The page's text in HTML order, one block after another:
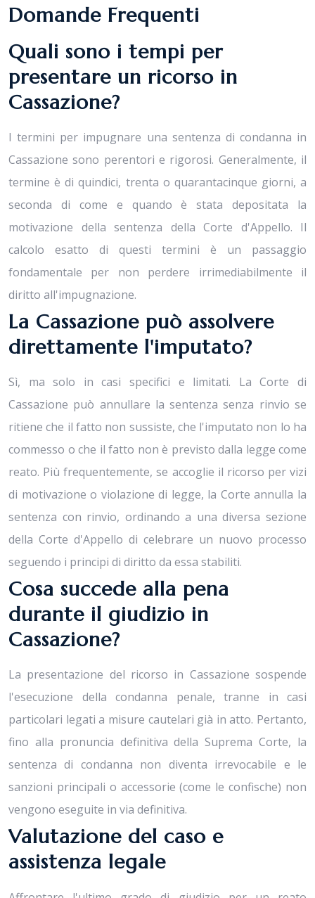
Domande Frequenti
Quali sono i tempi per
presentare un ricorso in
Cassazione?
I termini per impugnare una sentenza di condanna in
Cassazione sono perentori e rigorosi. Generalmente, il
termine è di quindici, trenta o quarantacinque giorni, a
seconda di come e quando è stata depositata la
motivazione della sentenza della Corte d'Appello. Il
calcolo esatto di questi termini è un passaggio
fondamentale per non perdere irrimediabilmente il
diritto all'impugnazione.
La Cassazione può assolvere
direttamente l'imputato?
Sì, ma solo in casi specifici e limitati. La Corte di
Cassazione può annullare la sentenza senza rinvio se
ritiene che il fatto non sussiste, che l'imputato non lo ha
commesso o che il fatto non è previsto dalla legge come
reato. Più frequentemente, se accoglie il ricorso per vizi
di motivazione o violazione di legge, la Corte annulla la
sentenza con rinvio, ordinando a una diversa sezione
della Corte d'Appello di celebrare un nuovo processo
seguendo i principi di diritto da essa stabiliti.
Cosa succede alla pena
durante il giudizio in
Cassazione?
La presentazione del ricorso in Cassazione sospende
l'esecuzione della condanna penale, tranne in casi
particolari legati a misure cautelari già in atto. Pertanto,
fino alla pronuncia definitiva della Suprema Corte, la
sentenza di condanna non diventa irrevocabile e le
sanzioni principali o accessorie (come le confische) non
vengono eseguite in via definitiva.
Valutazione del caso e
assistenza legale